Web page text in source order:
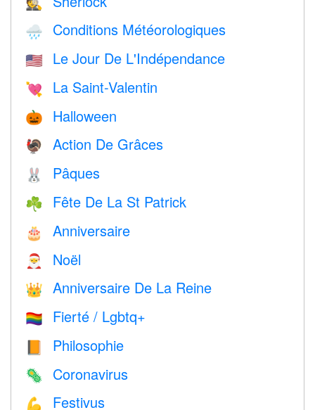
🌧 Conditions Météorologiques
🇺🇸 Le Jour De L'Indépendance
💘 La Saint-Valentin
🎃 Halloween
🦃 Action De Grâces
🐰 Pâques
☘️ Fête De La St Patrick
🎂 Anniversaire
🎅 Noël
👑 Anniversaire De La Reine
🏳️‍🌈 Fierté / Lgbtq+
📙 Philosophie
🦠 Coronavirus
💪 Festivus